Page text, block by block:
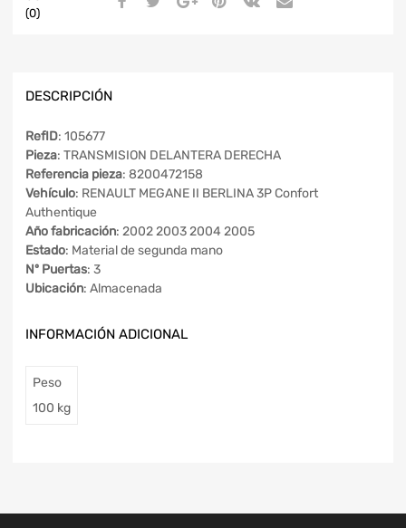
(0)
DESCRIPCIÓN
RefID: 105677
Pieza: TRANSMISION DELANTERA DERECHA
Referencia pieza: 8200472158
Vehículo: RENAULT MEGANE II BERLINA 3P Confort
Authentique
Año fabricación: 2002 2003 2004 2005
Estado: Material de segunda mano
Nº Puertas: 3
Ubicación: Almacenada
INFORMACIÓN ADICIONAL
Peso
100 kg